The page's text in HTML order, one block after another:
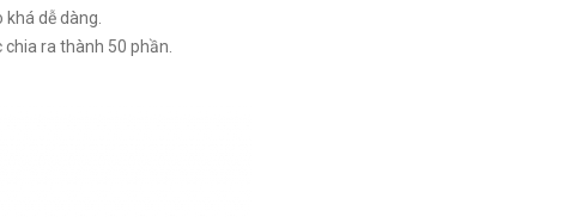
dễ dàng.
ra thành 50 phần.